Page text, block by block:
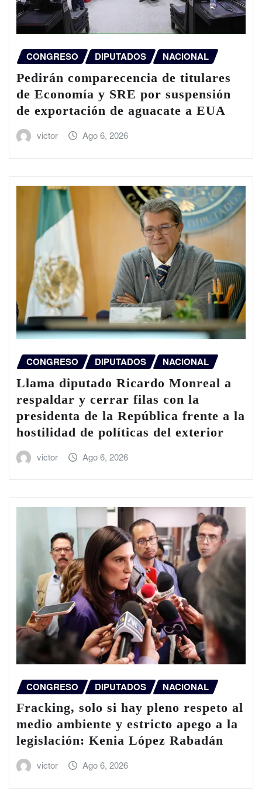
CONGRESO DIPUTADOS NACIONAL
Pedirán comparecencia de titulares
de Economía y SRE por suspensión
de exportación de aguacate a EUA
victor Ago 6, 2026
CONGRESO DIPUTADOS NACIONAL
Llama diputado Ricardo Monreal a
respaldar y cerrar filas con la
presidenta de la República frente a la
hostilidad de políticas del exterior
victor Ago 6, 2026
CONGRESO DIPUTADOS NACIONAL
Fracking, solo si hay pleno respeto al
medio ambiente y estricto apego a la
legislación: Kenia López Rabadán
victor Ago 6, 2026